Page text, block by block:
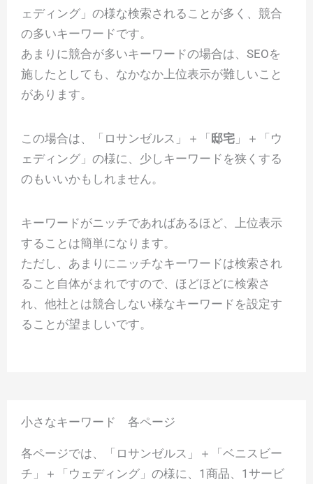
ェディング」の様な検索されることが多く、競合
の多いキーワードです。
あまりに競合が多いキーワードの場合は、SEOを
施したとしても、なかなか上位表示が難しいこと
があります。
この場合は、「ロサンゼルス」＋「 邸宅 」＋「ウ
ェディング」の様に、少しキーワードを狭くする
のもいいかもしれません。
キーワードがニッチであればあるほど、上位表示
することは簡単になります。
ただし、あまりにニッチなキーワードは検索され
ること自体がまれですので、ほどほどに検索さ
れ、他社とは競合しない様なキーワードを設定す
ることが望ましいです。
小さなキーワード 各ページ
各ページでは、「ロサンゼルス」＋「ベニスビー
チ」＋「ウェディング」の様に、1商品、1サービ